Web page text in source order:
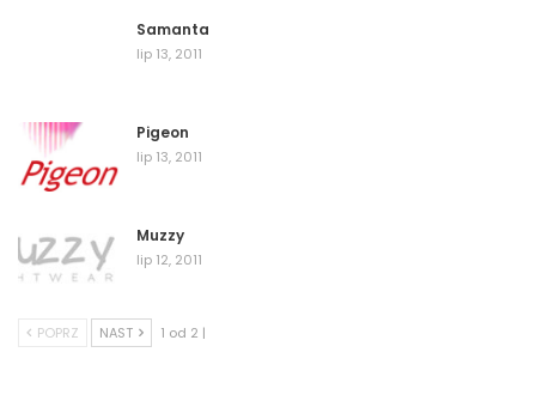
Samanta
lip 13, 2011
Pigeon
lip 13, 2011
Muzzy
lip 12, 2011
POPRZ NAST 1 od 2 |